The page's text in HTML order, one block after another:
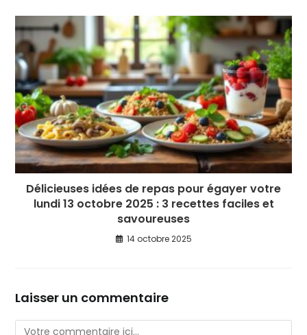
Délicieuses idées de repas pour égayer votre
lundi 13 octobre 2025 : 3 recettes faciles et
savoureuses
14 octobre 2025
Laisser un commentaire